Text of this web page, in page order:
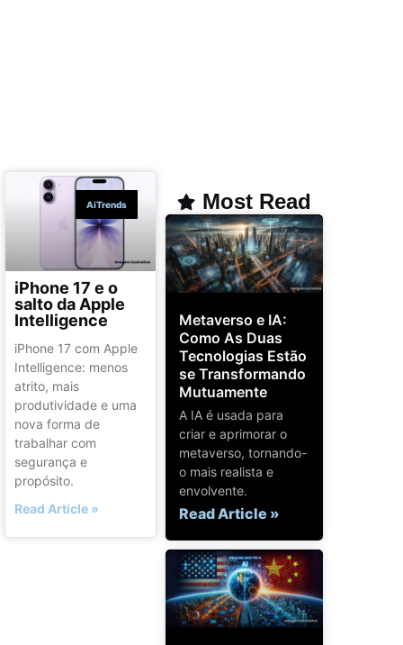
AiTrends
iPhone 17 e o
salto da Apple
Intelligence
iPhone 17 com Apple
Intelligence: menos
atrito, mais
produtividade e uma
nova forma de
trabalhar com
segurança e
propósito.
Read Article »
Most Read
Metaverso e IA:
Como As Duas
Tecnologias Estão
se Transformando
Mutuamente
A IA é usada para
criar e aprimorar o
metaverso, tornando-
o mais realista e
envolvente.
Read Article »